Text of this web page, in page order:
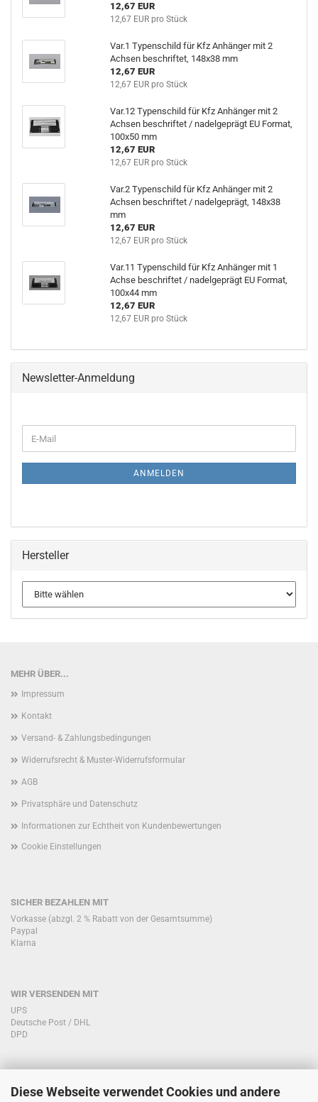
Diese Webseite verwendet Cookies und andere
12,67 EUR
12,67 EUR pro Stück
Var.1 Typenschild für Kfz Anhänger mit 2
Achsen beschriftet, 148x38 mm
12,67 EUR
12,67 EUR pro Stück
Var.12 Typenschild für Kfz Anhänger mit 2
Achsen beschriftet / nadelgeprägt EU Format,
100x50 mm
12,67 EUR
12,67 EUR pro Stück
Var.2 Typenschild für Kfz Anhänger mit 2
Achsen beschriftet / nadelgeprägt, 148x38
mm
12,67 EUR
12,67 EUR pro Stück
Var.11 Typenschild für Kfz Anhänger mit 1
Achse beschriftet / nadelgeprägt EU Format,
100x44 mm
12,67 EUR
12,67 EUR pro Stück
Newsletter-Anmeldung
ZUR
E-
Mail
ANMELDEN
Hersteller
MEHR ÜBER...
Impressum
Kontakt
Versand- & Zahlungsbedingungen
Widerrufsrecht & Muster-Widerrufsformular
AGB
Privatsphäre und Datenschutz
Informationen zur Echtheit von Kundenbewertungen
Cookie Einstellungen
SICHER BEZAHLEN MIT
Vorkasse (abzgl. 2 % Rabatt von der Gesamtsumme)
Paypal
Klarna
WIR VERSENDEN MIT
UPS
Deutsche Post / DHL
DPD
KONTAKT KUNDENSERVICE